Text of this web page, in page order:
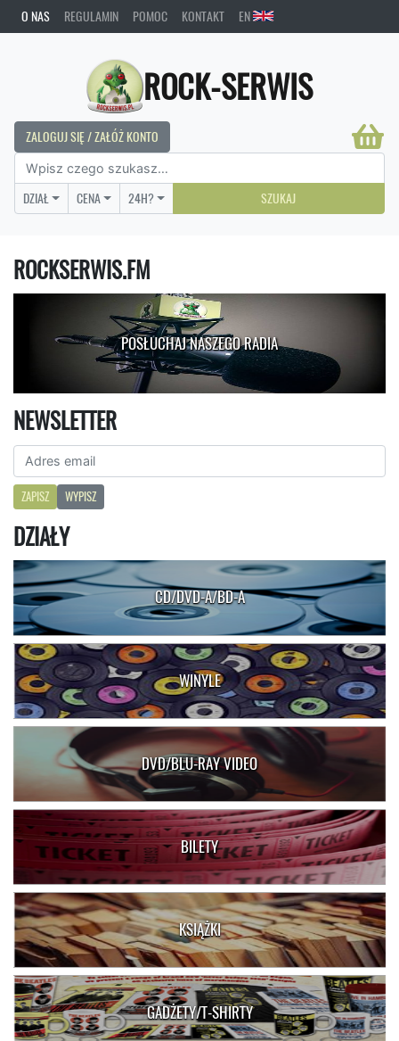
O NAS REGULAMIN POMOC KONTAKT EN
ROCK-SERWIS
ZALOGUJ SIĘ / ZAŁÓŻ KONTO
DZIAŁ CENA 24H? SZUKAJ
ROCKSERWIS.FM
POSŁUCHAJ NASZEGO RADIA
NEWSLETTER
ZAPISZ WYPISZ
DZIAŁY
CD/DVD-A/BD-A
WINYLE
DVD/BLU-RAY VIDEO
BILETY
KSIĄŻKI
GADŻETY/T-SHIRTY